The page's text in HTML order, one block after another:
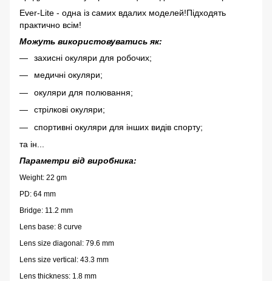
Ever-Lite - одна із самих вдалих моделей!Підходять
практично всім!
Можуть використовуватись як:
захисні окуляри для робочих;
медичні окуляри;
окуляри для полювання;
стрілкові окуляри;
спортивні окуляри для інших видів спорту;
та ін...
Параметри від виробника:
Weight: 22 gm
PD: 64 mm
Bridge: 11.2 mm
Lens base: 8 curve
Lens size diagonal: 79.6 mm
Lens size vertical: 43.3 mm
Lens thickness: 1.8 mm